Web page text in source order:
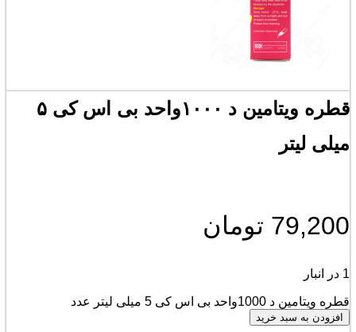
قطره ویتامین د ۱۰۰۰واحد بی اس کی ۵
میلی لیتر
79,200 تومان
1 در انبار
قطره ویتامین د 1000واحد بی اس کی 5 میلی لیتر عدد
افزودن به سبد خرید